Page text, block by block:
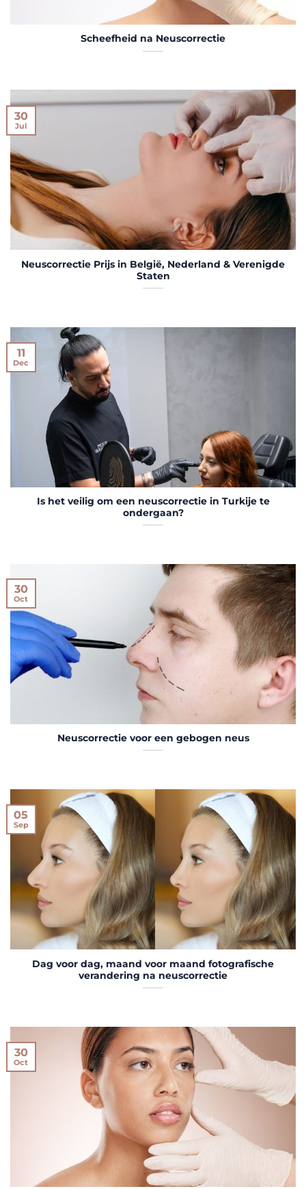
Scheefheid na Neuscorrectie
Neuscorrectie Prijs in België, Nederland & Verenigde
Staten
30
Jul
Is het veilig om een neuscorrectie in Turkije te
ondergaan?
11
Dec
Neuscorrectie voor een gebogen neus
30
Oct
Dag voor dag, maand voor maand fotografische
verandering na neuscorrectie
05
Sep
30
Oct